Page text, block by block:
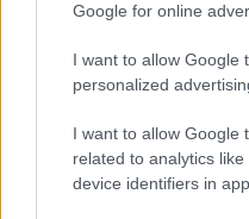
Google for online
I want to allow Google
personalized
I want to allow Google
related to analytics
device identifiers in